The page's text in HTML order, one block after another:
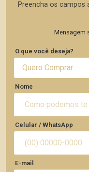
Preencha os
Mensagem
O que você deseja?
Quero Comprar
Nome
Celular / WhatsApp
E-mail